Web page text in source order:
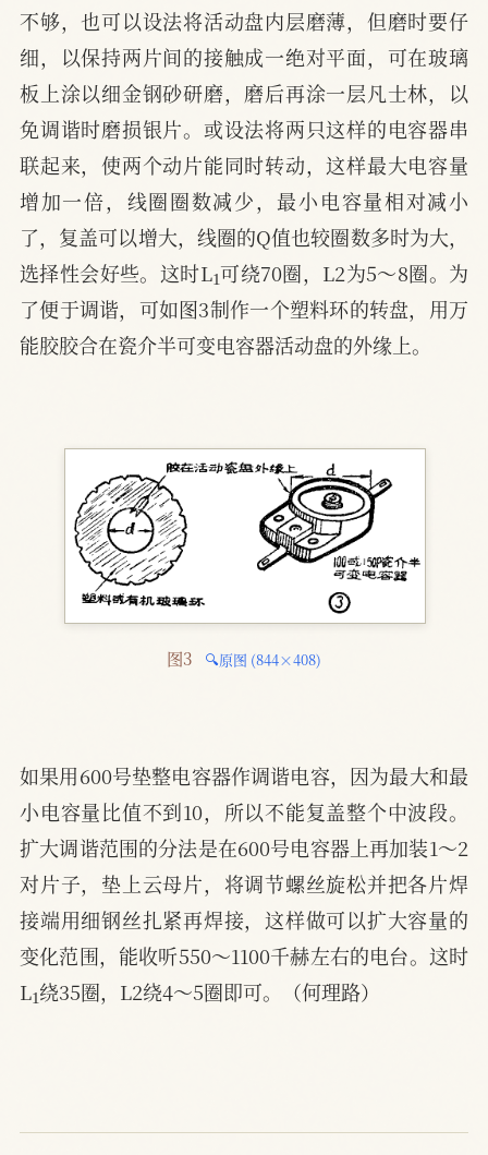
不够，也可以设法将活动盘内层磨薄，但磨时要仔
细，以保持两片间的接触成一绝对平面，可在玻璃
板上涂以细金钢砂研磨，磨后再涂一层凡士林，以
免调谐时磨损银片。或设法将两只这样的电容器串
联起来，使两个动片能同时转动，这样最大电容量
增加一倍，线圈圈数减少，最小电容量相对减小
了，复盖可以增大，线圈的Q值也较圈数多时为大，
选择性会好些。这时L1可绕70圈，L2为5～8圈。为
了便于调谐，可如图3制作一个塑料环的转盘，用万
能胶胶合在瓷介半可变电容器活动盘的外缘上。
图3 🔍原图 (844×408)
如果用600号垫整电容器作调谐电容，因为最大和最
小电容量比值不到10，所以不能复盖整个中波段。
扩大调谐范围的分法是在600号电容器上再加装1～2
对片子，垫上云母片，将调节螺丝旋松并把各片焊
接端用细钢丝扎紧再焊接，这样做可以扩大容量的
变化范围，能收听550～1100千赫左右的电台。这时
L1绕35圈，L2绕4～5圈即可。（何理路）